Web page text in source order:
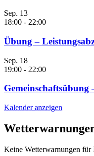
Sep. 13
18:00 - 22:00
Übung –
Sep. 18
19:00 - 22:00
Gemeinschaftsübung
Kalender anzeigen
Keine Wetterwarnungen für